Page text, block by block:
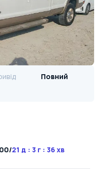
Повний
/21 д : 3 г : 36 хв